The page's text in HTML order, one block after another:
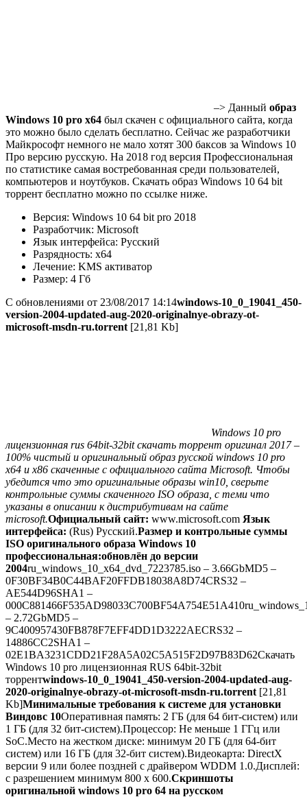
–> Данный образ
Windows 10 pro x64 был скачен с официального сайта, когда
это можно было сделать бесплатно. Сейчас же разработчики
Майкрософт немного не мало хотят 300 баксов за Windows 10
Про версию русскую. На 2018 год версия Профессиональная
по статистике самая востребованная среди пользователей,
компьютеров и ноутбуков. Скачать образ Windows 10 64 bit
торрент бесплатно можно по ссылке ниже.
Версия: Windows 10 64 bit pro 2018
Разработчик: Microsoft
Язык интерфейса: Русский
Разрядность: x64
Лечение: KMS активатор
Размер: 4 Гб
С обновлениями от 23/08/2017 14:14windows-10_0_19041_450-
version-2004-updated-aug-2020-originalnye-obrazy-ot-
microsoft-msdn-ru.torrent [21,81 Kb]
Windows 10 pro
лицензионная rus 64bit-32bit скачать торрент оригинал 2017 –
100% чистый и оригинальный образ русской windows 10 pro
x64 и x86 скаченные с официального сайта Microsoft. Чтобы
убедится что это оригинальные образы win10, сверьте
контрольные суммы скаченного ISO образа, с теми что
указаны в описании к дистрибутивам на сайте
microsoft.Официальный сайт: www.microsoft.com Язык
интерфейса: (Rus) Русский.Размер и контрольные суммы
ISO оригинального образа Windows 10
профессиональная:обновлён до версии
2004ru_windows_10_x64_dvd_7223785.iso – 3.66GbMD5 –
0F30BF34B0C44BAF20FFDB18038A8D74CRS32 –
AE544D96SHA1 –
– 2.72GbMD5 –
9C400957430FB878F7EFF4DD1D3222AECRS32 –
14886CC2SHA1 –
02E1BA3231CDD21F28A5A02C5A515F2D97B83D62Скачать
Windows 10 pro лицензионная RUS 64bit-32bit
торрентwindows-10_0_19041_450-version-2004-updated-aug-
2020-originalnye-obrazy-ot-microsoft-msdn-ru.torrent [21,81
Kb]Минимальные требования к системе для установки
Виндовс 10Оперативная память: 2 ГБ (для 64 бит-систем) или
1 ГБ (для 32 бит-систем).Процессор: Не меньше 1 ГГц или
SoC.Место на жестком диске: минимум 20 ГБ (для 64-бит
систем) или 16 ГБ (для 32-бит систем).Видеокарта: DirectX
версии 9 или более поздней с драйвером WDDM 1.0.Дисплей:
с разрешением минимум 800 x 600.Скриншоты
оригинальной windows 10 pro 64 на русском